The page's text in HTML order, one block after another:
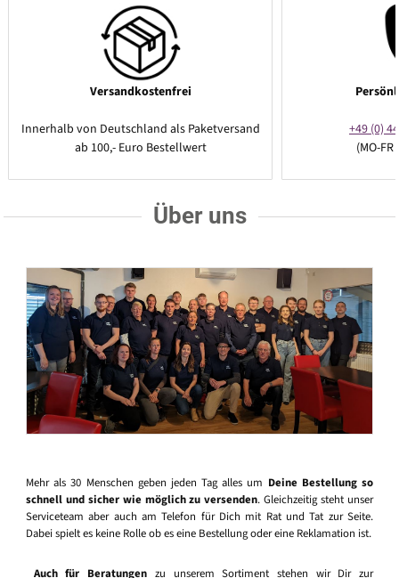
Versandkostenfrei
Innerhalb von Deutschland als Paketversand
ab 100,- Euro Bestellwert
+49 (0)
(MO-
Über uns
Mehr als 30 Menschen geben jeden Tag alles um Deine Bestellung so
schnell und sicher wie möglich zu versenden. Gleichzeitig steht unser
Serviceteam aber auch am Telefon für Dich mit Rat und Tat zur Seite.
Dabei spielt es keine Rolle ob es eine Bestellung oder eine Reklamation ist.
Auch für Beratungen zu unserem Sortiment stehen wir Dir zur